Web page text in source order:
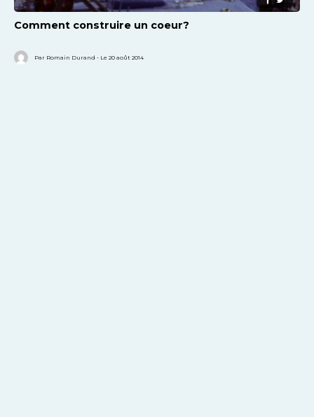
Comment construire un coeur?
Par Romain Durand - Le 20 août 2014